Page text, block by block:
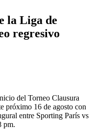
la Liga de
regresivo
del Torneo Clausura
próximo 16 de agosto con
entre Sporting París vs
pm.